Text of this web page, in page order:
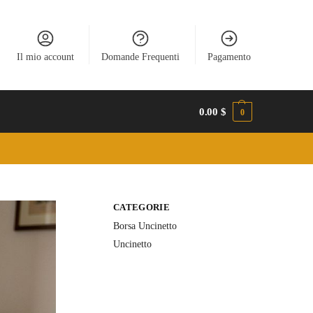
Il mio account Domande Frequenti Pagamento
0.00$ 0
CATEGORIE
Borsa Uncinetto
Uncinetto